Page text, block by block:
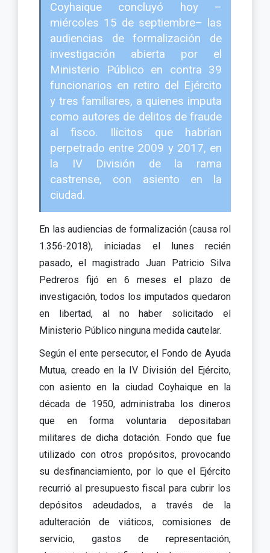
Coyhaique concluyó hoy –
miércoles 15 de septiembre– las
audiencias de formalización de
investigación abierta por el
Ministerio Público en contra 39
funcionarios en retiro del Ejército
y tres familiares, a quienes imputa
como autores de delitos de fraude
al fisco. Ilícitos que habrían
perpetrado entre 2009 y 2017, en
la IV División de la rama
castrense, con asiento en la
ciudad.
En las audiencias de formalización (causa rol
1.356-2018), iniciadas el lunes recién
pasado, el magistrado Juan Patricio Silva
Pedreros fijó en 6 meses el plazo de
investigación, todos los imputados quedaron
en libertad, al no haber solicitado el
Ministerio Público ninguna medida cautelar.
Según el ente persecutor, el Fondo de Ayuda
Mutua, creado en la IV División del Ejército,
con asiento en la ciudad Coyhaique en la
década de 1950, administraba los dineros
que en forma voluntaria depositaban
militares de dicha dotación. Fondo que fue
utilizado con otros propósitos, provocando
su desfinanciamiento, por lo que el Ejército
recurrió al presupuesto fiscal para cubrir los
depósitos adeudados, a través de la
adulteración de viáticos, comisiones de
servicio, gastos de representación,